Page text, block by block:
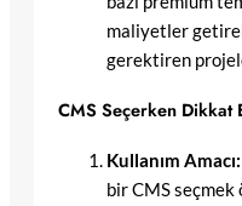
maliyetler
gerektiren
CMS Seçerken
Kullanım Amacı:
bir CMS